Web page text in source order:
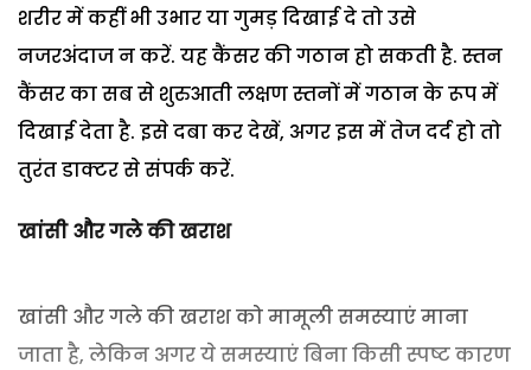
शरीर में कहीं भी उभार या गुमड़ दिखाई दे तो उसे
नजरअंदाज न करें. यह कैंसर की गठान हो सकती है. स्तन
कैंसर का सब से शुरुआती लक्षण स्तनों में गठान के रूप में
दिखाई देता है. इसे दबा कर देखें, अगर इस में तेज दर्द हो तो
तुरंत डाक्टर से संपर्क करें.
खांसी और गले की खराश
खांसी और गले की खराश को मामूली समस्याएं माना
जाता है, लेकिन अगर ये समस्याएं बिना किसी स्पष्ट कारण